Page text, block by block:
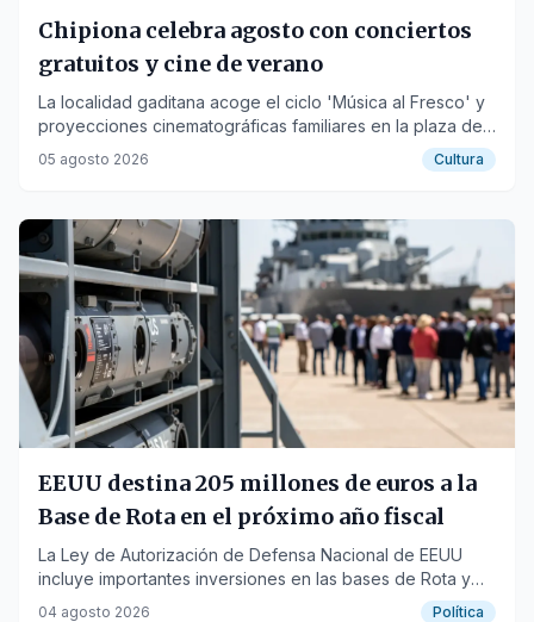
Chipiona celebra agosto con conciertos
gratuitos y cine de verano
La localidad gaditana acoge el ciclo 'Música al Fresco' y
proyecciones cinematográficas familiares en la plaza de
Andalucía y el patio del colegio San José de Calasanz.
05 agosto 2026 Cultura
EEUU destina 205 millones de euros a la
Base de Rota en el próximo año fiscal
La Ley de Autorización de Defensa Nacional de EEUU
incluye importantes inversiones en las bases de Rota y
Morón, reafirmando su importancia estratégica.
04 agosto 2026 Política